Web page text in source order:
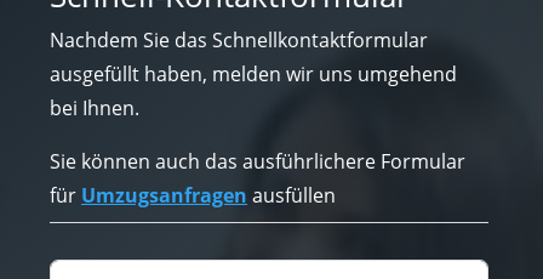
Nachdem Sie das Schnellkontaktformular
ausgefüllt haben, melden wir uns umgehend
bei Ihnen.
Sie können auch das ausführlichere Formular
für Umzugsanfragen ausfüllen